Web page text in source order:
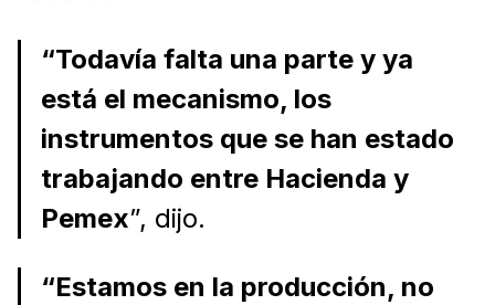
“Todavía falta una parte y ya
está el mecanismo, los
instrumentos que se han estado
trabajando entre Hacienda y
Pemex”, dijo.
“Estamos en la producción, no